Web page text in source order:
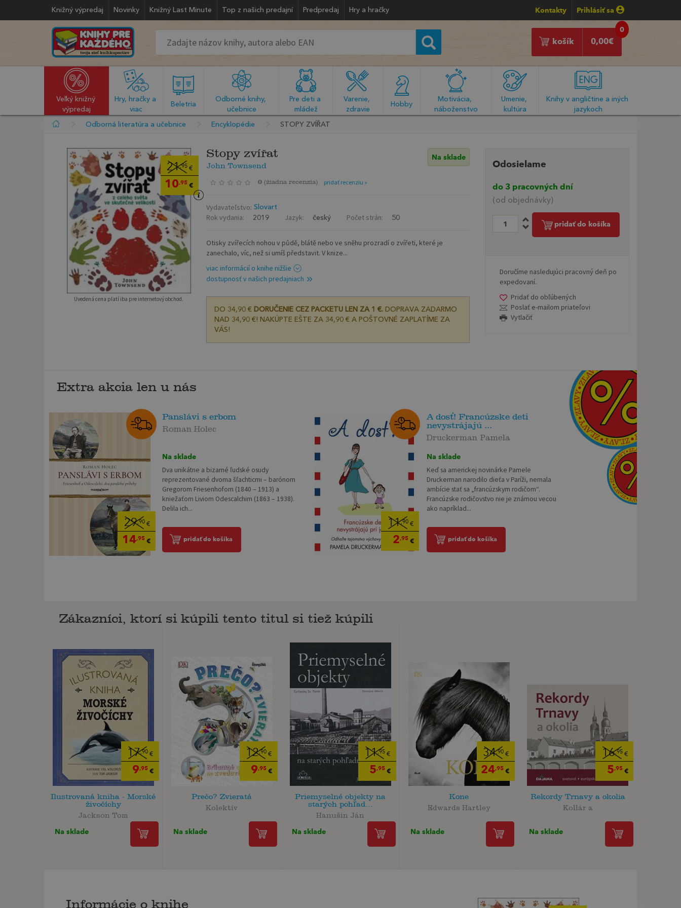
Knižný výpredaj Novinky Knižný Last Minute Top z našich predajní Predpredaj Hry a hračky Kontakty Prihlásiť sa
0
0,00€
košík
Veľký knižný
výpredaj
Hry, hračky a
viac
Beletria
Odborné knihy,
učebnice
Pre deti a
mládež
Varenie,
zdravie
Hobby
Motivácia,
náboženstvo
Umenie,
kultúra
Knihy v angličtine a iných
jazykoch
Odborná literatúra a učebnice Encyklopédie STOPY ZVÍŘAT
21,95 €
10,95 €
Uvedená cena platí iba pre internetový obchod.
Stopy zvířat
John Townsend
Na sklade
0 (žiadna recenzia) pridať recenziu »
Vydavateľstvo: Slovart
Rok vydania: 2019 Jazyk: český Počet strán: 50
Otisky zvířecích nohou v půdě, blátě nebo ve sněhu prozradí o zvířeti, které je
zanechalo, víc, než si umíš představit. V knize...
viac informácií o knihe nižšie
dostupnosť v našich predajniach
DO 34,90 € DORUČENIE CEZ PACKETU LEN ZA 1 €.DOPRAVA ZADARMO
NAD 34,90 €! NAKÚPTE EŠTE ZA 34,90 € A POŠTOVNÉ ZAPLATÍME ZA
VÁS!
Odosielame
do 3 pracovných dní
(od objednávky)
pridať do košíka
Doručíme nasledujúci pracovný deň po
expedovaní.
Pridať do obľúbených
Poslať e-mailom priateľovi
Vytlačiť
Extra akcia len u nás
29,90€
14,95€
Panslávi s erbom
Roman Holec
Na sklade
Dva unikátne a bizarné ľudské osudy
reprezentované dvoma šľachticmi – barónom
Gregorom Friesenhofom (1840 – 1913) a
kniežaťom Liviom Odescalchim (1863 – 1938).
Delila ich...
pridať do košíka
11,90€
2,95€
A dosť! Francúzske deti
nevystrájajú ...
Druckerman Pamela
Na sklade
Keď sa americkej novinárke Pamele
Druckerman narodilo dieťa v Paríži, nemala
ambície stať sa „francúzskym rodičom“.
Francúzske rodičovstvo nie je známou vecou
ako napríklad...
pridať do košíka
Zákazníci, ktorí si kúpili tento titul si tiež kúpili
17,90 €
9,95 €
Ilustrovaná kniha - Morské
živočíchy
Jackson Tom
Na sklade
12,90 €
9,95 €
Prečo? Zvieratá
Kolektív
Na sklade
11,95 €
5,95 €
Priemyselné objekty na
starých pohľad...
Hanušin Ján
Na sklade
34,90 €
24,95 €
Kone
Edwards Hartley
Na sklade
16,95€
5,95€
Rekordy Trnavy a okolia
Kollár a
Na sklade
Informácie o knihe